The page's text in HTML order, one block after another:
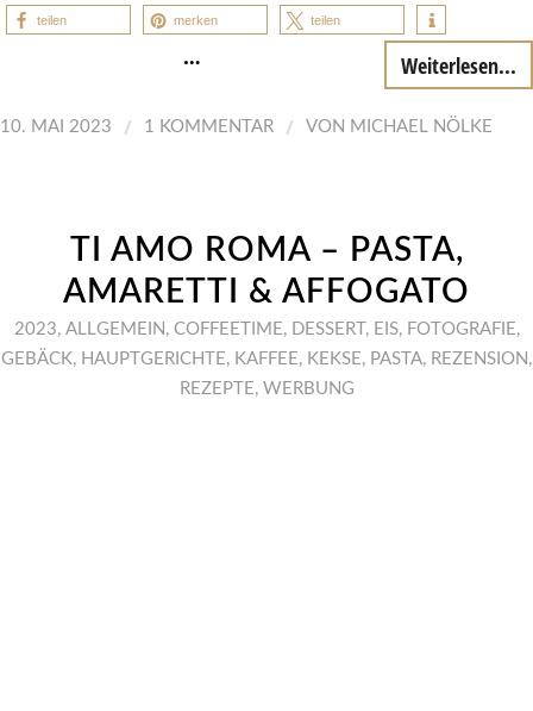
teilen merken teilen
… Weiterlesen...
10. MAI 2023 / 1 KOMMENTAR / VON MICHAEL NÖLKE
TI AMO ROMA – PASTA,
AMARETTI & AFFOGATO
2023, ALLGEMEIN , COFFEETIME , DESSERT , EIS, FOTOGRAFIE ,
GEBÄCK, HAUPTGERICHTE , KAFFEE , KEKSE , PASTA, REZENSION ,
REZEPTE , WERBUNG